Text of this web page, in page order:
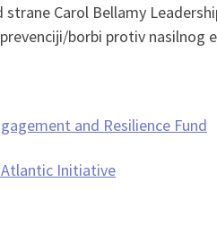
Carol Bellamy
borbi protiv nasilnog
and Resilience Fund
Initiative